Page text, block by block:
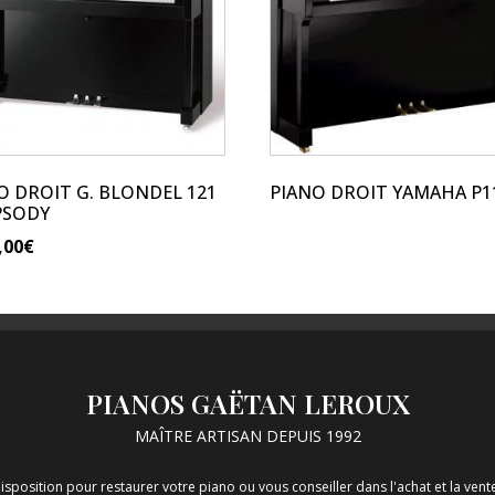
DROIT G. BLONDEL 121
€
PIANO DROIT YAMAHA
variations.
Les
options
être
choisies
la
PIANOS GAËTAN LEROUX
MAÎTRE ARTISAN DEPUIS 1992
pour restaurer votre piano ou vous conseiller dans l'achat et la